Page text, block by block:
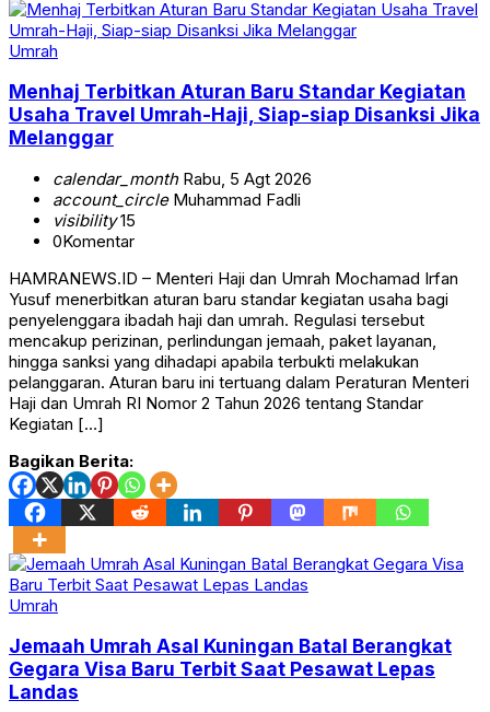
Umrah
Menhaj Terbitkan Aturan Baru Standar Kegiatan
Usaha Travel Umrah-Haji, Siap-siap Disanksi Jika
Melanggar
calendar_monthRabu, 5 Agt 2026
account_circleMuhammad Fadli
visibility15
0Komentar
HAMRANEWS.ID – Menteri Haji dan Umrah Mochamad Irfan
Yusuf menerbitkan aturan baru standar kegiatan usaha bagi
penyelenggara ibadah haji dan umrah. Regulasi tersebut
mencakup perizinan, perlindungan jemaah, paket layanan,
hingga sanksi yang dihadapi apabila terbukti melakukan
pelanggaran. Aturan baru ini tertuang dalam Peraturan Menteri
Haji dan Umrah RI Nomor 2 Tahun 2026 tentang Standar
Kegiatan […]
Bagikan Berita:
Umrah
Jemaah Umrah Asal Kuningan Batal Berangkat
Gegara Visa Baru Terbit Saat Pesawat Lepas
Landas